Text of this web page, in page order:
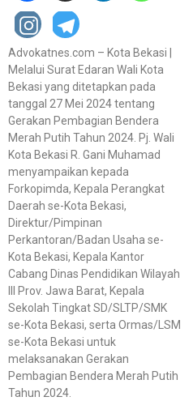
Advokatnes.com – Kota Bekasi |
Melalui Surat Edaran Wali Kota
Bekasi yang ditetapkan pada
tanggal 27 Mei 2024 tentang
Gerakan Pembagian Bendera
Merah Putih Tahun 2024. Pj. Wali
Kota Bekasi R. Gani Muhamad
menyampaikan kepada
Forkopimda, Kepala Perangkat
Daerah se-Kota Bekasi,
Direktur/Pimpinan
Perkantoran/Badan Usaha se-
Kota Bekasi, Kepala Kantor
Cabang Dinas Pendidikan Wilayah
III Prov. Jawa Barat, Kepala
Sekolah Tingkat SD/SLTP/SMK
se-Kota Bekasi, serta Ormas/LSM
se-Kota Bekasi untuk
melaksanakan Gerakan
Pembagian Bendera Merah Putih
Tahun 2024.